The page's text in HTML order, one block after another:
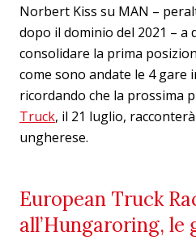
Norbert Kiss su MAN –
dopo il dominio del 2021 – a
consolidare la prima
come sono andate le 4 gare
ricordando che la prossima
Truck, il 21 luglio,
ungherese.
European Truck
all’Hungaroring, le